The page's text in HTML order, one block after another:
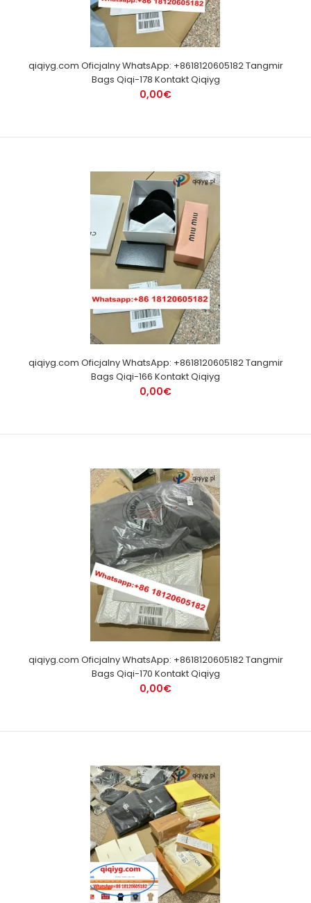
qiqiyg.com Oficjalny WhatsApp: +8618120605182 Tangmir
Bags Qiqi-178 Kontakt Qiqiyg
0,00€
qiqiyg.com Oficjalny WhatsApp: +8618120605182 Tangmir
Bags Qiqi-166 Kontakt Qiqiyg
0,00€
qiqiyg.com Oficjalny WhatsApp: +8618120605182 Tangmir
Bags Qiqi-170 Kontakt Qiqiyg
0,00€